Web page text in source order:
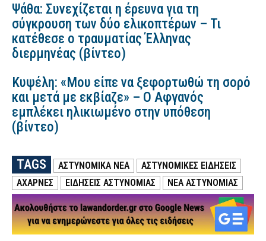
Ψάθα: Συνεχίζεται η έρευνα για τη
σύγκρουση των δύο ελικοπτέρων – Τι
κατέθεσε ο τραυματίας Έλληνας
διερμηνέας (βίντεο)
Κυψέλη: «Μου είπε να ξεφορτωθώ τη σορό
και μετά με εκβίαζε» – Ο Αφγανός
εμπλέκει ηλικιωμένο στην υπόθεση
(βίντεο)
TAGS ΑΣΤΥΝΟΜΙΚΑ ΝΕΑ
ΑΣΤΥΝΟΜΙΚΕΣ ΕΙΔΗΣΕΙΣ
ΑΧΑΡΝΕΣ
ΕΙΔΗΣΕΙΣ ΑΣΤΥΝΟΜΙΑΣ ΝΕΑ ΑΣΤΥΝΟΜΙΑΣ